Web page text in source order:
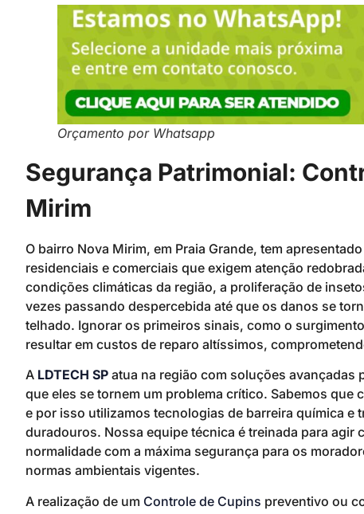
Orçamento por Whatsapp
Segurança Patrimonial:
Mirim
O bairro Nova Mirim, em Praia Grande, tem
residenciais e comerciais que exigem atenção
condições climáticas da região, a proliferação de
vezes passando despercebida até que os danos se
telhado. Ignorar os primeiros sinais, como o
resultar em custos de reparo altíssimos,
A LDTECH SP atua na região com soluções
que eles se tornem um problema crítico. Sabemos
e por isso utilizamos tecnologias de barreira química e
duradouros. Nossa equipe técnica é treinada para agir
normalidade com a máxima segurança para os
normas ambientais vigentes.
A realização de um Controle de Cupins preventivo ou